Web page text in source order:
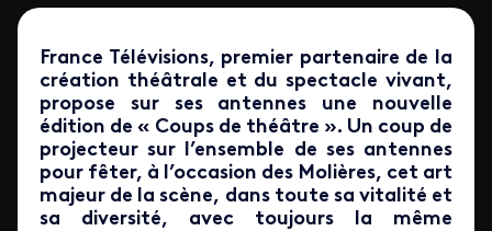
France Télévisions, premier partenaire de la
création théâtrale et du spectacle vivant,
propose sur ses antennes une nouvelle
édition de « Coups de théâtre ». Un coup de
projecteur sur l’ensemble de ses antennes
pour fêter, à l’occasion des Molières, cet art
majeur de la scène, dans toute sa vitalité et
sa diversité, avec toujours la même